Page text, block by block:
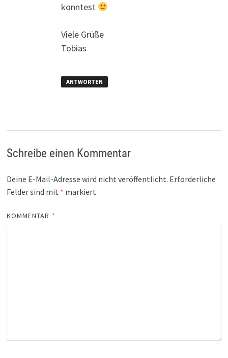
konntest
Viele Grüße
Tobias
ANTWORTEN
Schreibe einen Kommentar
Deine E-Mail-Adresse wird nicht veröffentlicht. Erforderliche
Felder sind mit * markiert
KOMMENTAR *